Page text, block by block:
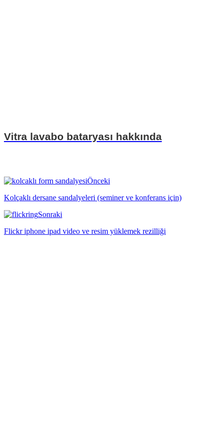
Vitra lavabo bataryası hakkında
Önceki
Kolçaklı dersane sandalyeleri (seminer ve konferans için)
Sonraki
Flickr iphone ipad video ve resim yüklemek rezilliği